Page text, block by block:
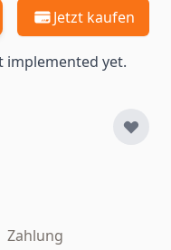
Jetzt kaufen
implemented yet.
Zahlung